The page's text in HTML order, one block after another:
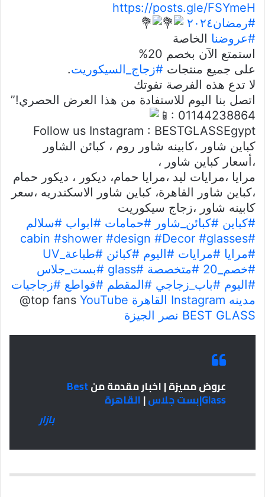
https://posts.gle/FSYmeH
#رمضان٢٠٢٤
#عروضنا الخاصة
استمتع الآن بخصم 20%
على جميع منتجات #زجاج_السيكوريت.
لا تدع هذه الفرصة تفوتك
اتصل بنا اليوم للاستفادة من هذا العرض الحصري!”
: 01144238864
Follow us Instagram : BESTGLASSEgypt
كباين شاور ،كابينه شاور روم ، كبائن الشاور
،أسعار كباين شاور ،
مرايا ،مرايات ليد ،مرايا حمام، ديكور ، ديكور حمام
،كباين شاور القاهرة، كباين شاور الاسكندريه ،سعر
كابينه شاور ،زجاج سيكوريت
#كباين #كبائن_شاور #حمامات #ابواب #سلالم
#cabin
#shower #design #Decor #glasses
#مرايا #مرايات #اليوم #كبائن #طباعة_UV
#خصم_20
#متخصصة #glass
#بست_جلاس
#اليوم #باب_زجاجي #المقطم #قواطع #زجاجيات
@top fans YouTube القاهرة Instagram مدينه
نصر الجيزة BEST GLASS
عروض مميزة | اخبار مقدمة منBest
Glass|بست جلاس |القاهرة
بازار